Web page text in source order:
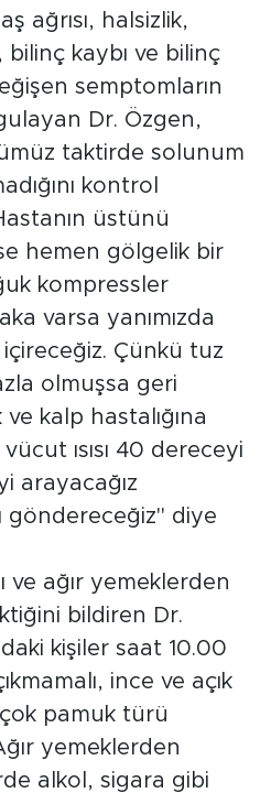
ağrısı, halsizlik,
kaybı ve bilinç
semptomların
Dr. Özgen,
taktirde solunum
kontrol
üstünü
hemen gölgelik bir
kompressler
varsa yanımızda
Çünkü tuz
olmuşsa geri
kalp hastalığına
ısısı 40 dereceyi
arayacağız
göndereceğiz'' diye
ve ağır yemeklerden
bildiren Dr.
kişiler saat 10.00
ince ve açık
pamuk türü
yemeklerden
alkol, sigara gibi